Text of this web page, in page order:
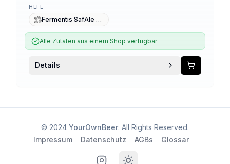
HEFE
Fermentis SafAle S-04
Alle Zutaten aus einem Shop verfügbar
Details
© 2024 YourOwnBeer. All Rights Reserved.
Impressum
Datenschutz AGBs Glossar